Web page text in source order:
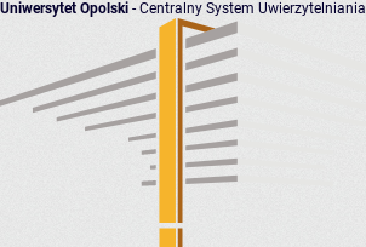
Uniwersytet Opolski - Centralny System Uwierzytelniania